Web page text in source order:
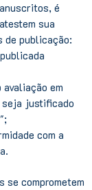
é
sua
de publicação:
em
seja justificado
com a
se comprometem